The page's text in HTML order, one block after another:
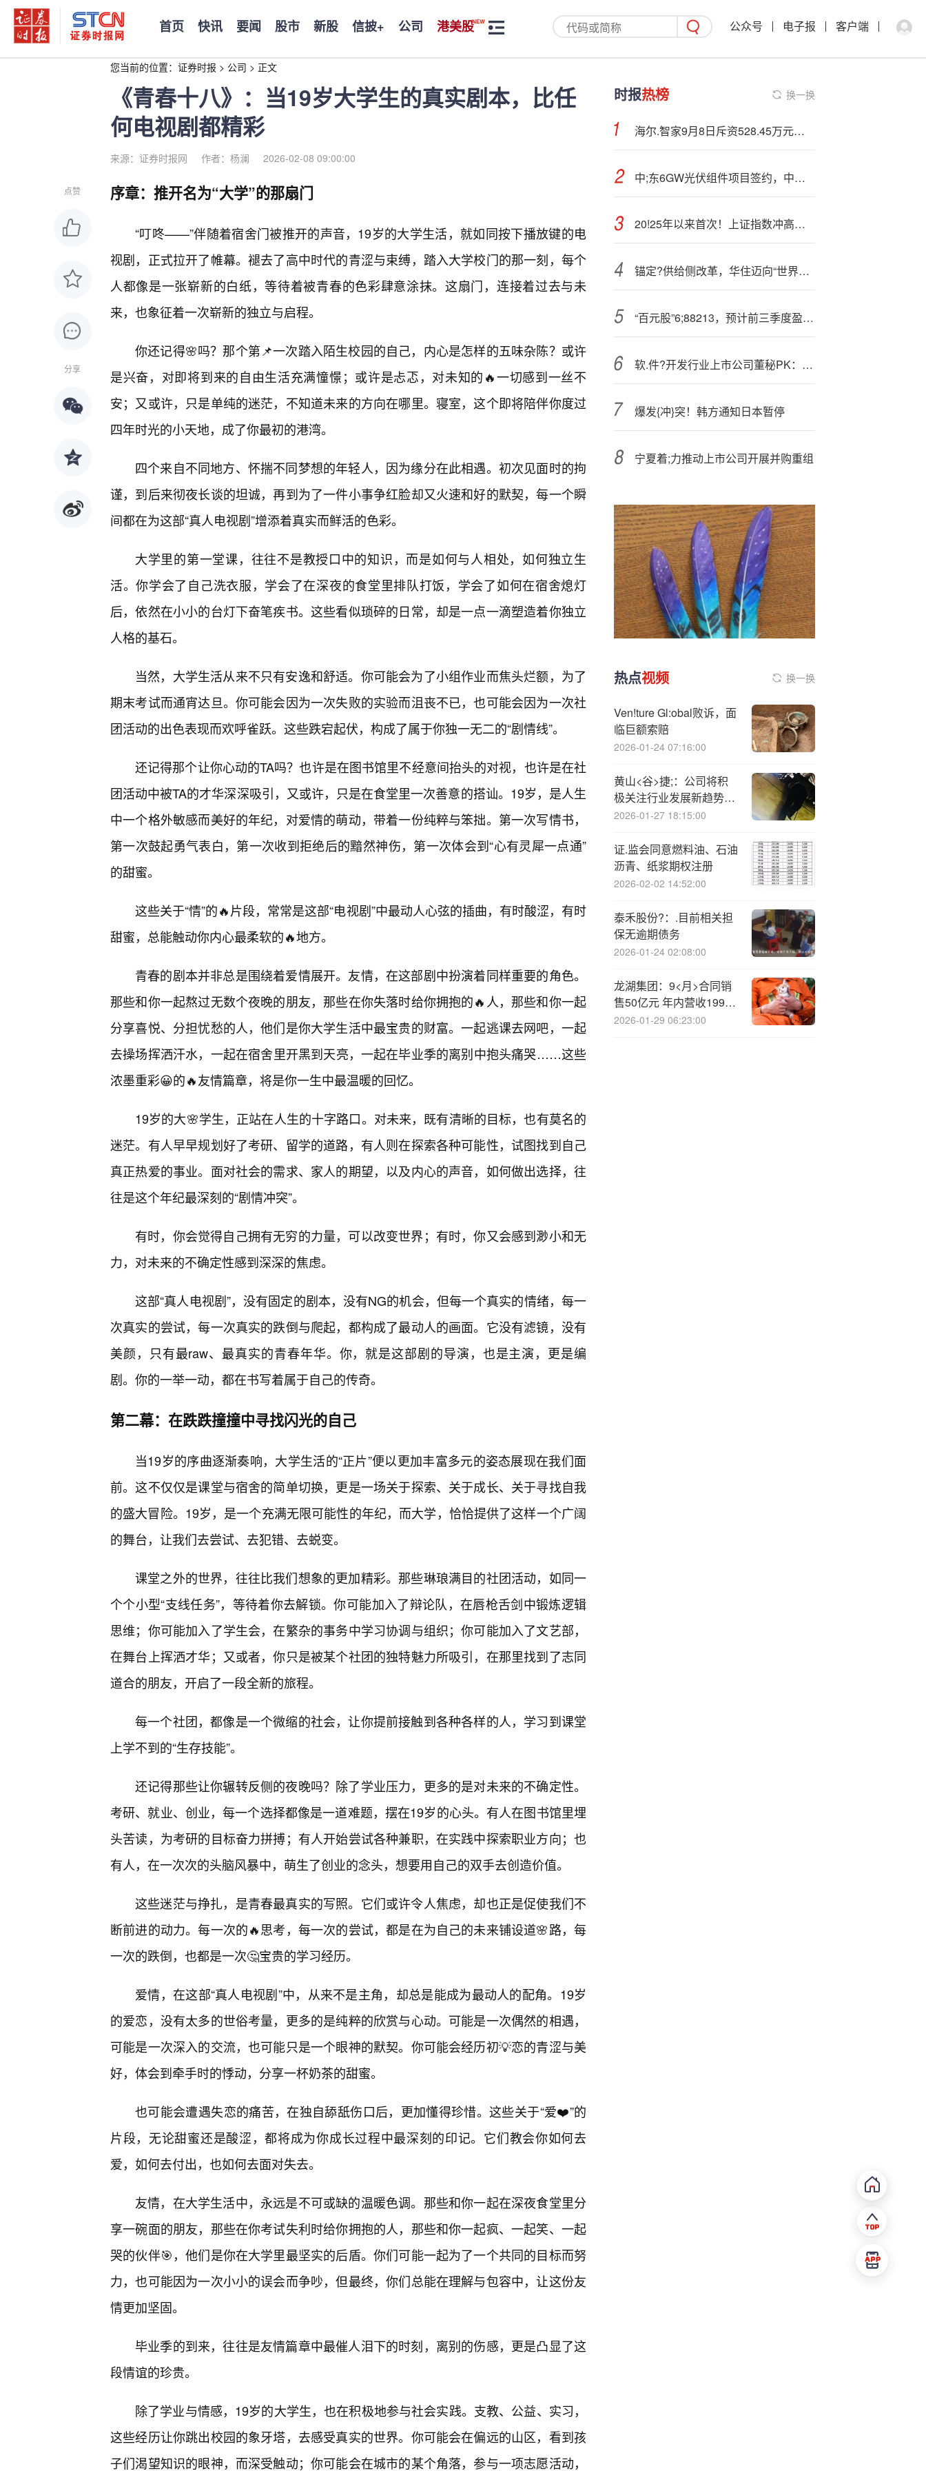
首页 快讯 要闻 股市 新股 信披+ 公司 港美股 公众号 电子报 客户端
您当前的位置： 证券时报 > 公司 > 正文
《青春十八》：当19岁大学生的真实剧本，比任
何电视剧都精彩
来源：证券时报网 作者：杨澜 2026-02-08 09:00:00
点赞
分享
序章：推开名为“大学”的那扇门
“叮咚——”伴随着宿舍门被推开的声音，19岁的大学生活，就如同按下播放键的电
视剧，正式拉开了帷幕。褪去了高中时代的青涩与束缚，踏入大学校门的那一刻，每个
人都像是一张崭新的白纸，等待着被青春的色彩肆意涂抹。这扇门，连接着过去与未
来，也象征着一次崭新的独立与启程。
你还记得🌸吗？那个第📌一次踏入陌生校园的自己，内心是怎样的五味杂陈？或许
是兴奋，对即将到来的自由生活充满憧憬；或许是忐忑，对未知的🔥一切感到一丝不
安；又或许，只是单纯的迷茫，不知道未来的方向在哪里。寝室，这个即将陪伴你度过
四年时光的小天地，成了你最初的港湾。
四个来自不同地方、怀揣不同梦想的年轻人，因为缘分在此相遇。初次见面时的拘
谨，到后来彻夜长谈的坦诚，再到为了一件小事争红脸却又火速和好的默契，每一个瞬
间都在为这部“真人电视剧”增添着真实而鲜活的色彩。
大学里的第一堂课，往往不是教授口中的知识，而是如何与人相处，如何独立生
活。你学会了自己洗衣服，学会了在深夜的食堂里排队打饭，学会了如何在宿舍熄灯
后，依然在小小的台灯下奋笔疾书。这些看似琐碎的日常，却是一点一滴塑造着你独立
人格的基石。
当然，大学生活从来不只有安逸和舒适。你可能会为了小组作业而焦头烂额，为了
期末考试而通宵达旦。你可能会因为一次失败的实验而沮丧不已，也可能会因为一次社
团活动的出色表现而欢呼雀跃。这些跌宕起伏，构成了属于你独一无二的“剧情线”。
还记得那个让你心动的TA吗？也许是在图书馆里不经意间抬头的对视，也许是在社
团活动中被TA的才华深深吸引，又或许，只是在食堂里一次善意的搭讪。19岁，是人生
中一个格外敏感而美好的年纪，对爱情的萌动，带着一份纯粹与笨拙。第一次写情书，
第一次鼓起勇气表白，第一次收到拒绝后的黯然神伤，第一次体会到“心有灵犀一点通”
的甜蜜。
这些关于“情”的🔥片段，常常是这部“电视剧”中最动人心弦的插曲，有时酸涩，有时
甜蜜，总能触动你内心最柔软的🔥地方。
青春的剧本并非总是围绕着爱情展开。友情，在这部剧中扮演着同样重要的角色。
那些和你一起熬过无数个夜晚的朋友，那些在你失落时给你拥抱的🔥人，那些和你一起
分享喜悦、分担忧愁的人，他们是你大学生活中最宝贵的财富。一起逃课去网吧，一起
去操场挥洒汗水，一起在宿舍里开黑到天亮，一起在毕业季的离别中抱头痛哭……这些
浓墨重彩😀的🔥友情篇章，将是你一生中最温暖的回忆。
19岁的大🌸学生，正站在人生的十字路口。对未来，既有清晰的目标，也有莫名的
迷茫。有人早早规划好了考研、留学的道路，有人则在探索各种可能性，试图找到自己
真正热爱的事业。面对社会的需求、家人的期望，以及内心的声音，如何做出选择，往
往是这个年纪最深刻的“剧情冲突”。
有时，你会觉得自己拥有无穷的力量，可以改变世界；有时，你又会感到渺小和无
力，对未来的不确定性感到深深的焦虑。
这部“真人电视剧”，没有固定的剧本，没有NG的机会，但每一个真实的情绪，每一
次真实的尝试，每一次真实的跌倒与爬起，都构成了最动人的画面。它没有滤镜，没有
美颜，只有最raw、最真实的青春年华。你，就是这部剧的导演，也是主演，更是编
剧。你的一举一动，都在书写着属于自己的传奇。
第二幕：在跌跌撞撞中寻找闪光的自己
当19岁的序曲逐渐奏响，大学生活的“正片”便以更加丰富多元的姿态展现在我们面
前。这不仅仅是课堂与宿舍的简单切换，更是一场关于探索、关于成长、关于寻找自我
的盛大冒险。19岁，是一个充满无限可能性的年纪，而大学，恰恰提供了这样一个广阔
的舞台，让我们去尝试、去犯错、去蜕变。
课堂之外的世界，往往比我们想象的更加精彩。那些琳琅满目的社团活动，如同一
个个小型“支线任务”，等待着你去解锁。你可能加入了辩论队，在唇枪舌剑中锻炼逻辑
思维；你可能加入了学生会，在繁杂的事务中学习协调与组织；你可能加入了文艺部，
在舞台上挥洒才华；又或者，你只是被某个社团的独特魅力所吸引，在那里找到了志同
道合的朋友，开启了一段全新的旅程。
每一个社团，都像是一个微缩的社会，让你提前接触到各种各样的人，学习到课堂
上学不到的“生存技能”。
还记得那些让你辗转反侧的夜晚吗？除了学业压力，更多的是对未来的不确定性。
考研、就业、创业，每一个选择都像是一道难题，摆在19岁的心头。有人在图书馆里埋
头苦读，为考研的目标奋力拼搏；有人开始尝试各种兼职，在实践中探索职业方向；也
有人，在一次次的头脑风暴中，萌生了创业的念头，想要用自己的双手去创造价值。
这些迷茫与挣扎，是青春最真实的写照。它们或许令人焦虑，却也正是促使我们不
断前进的动力。每一次的🔥思考，每一次的尝试，都是在为自己的未来铺设道🌸路，每
一次的跌倒，也都是一次🤔宝贵的学习经历。
爱情，在这部“真人电视剧”中，从来不是主角，却总是能成为最动人的配角。19岁
的爱恋，没有太多的世俗考量，更多的是纯粹的欣赏与心动。可能是一次偶然的相遇，
可能是一次深入的交流，也可能只是一个眼神的默契。你可能会经历初💡恋的青涩与美
好，体会到牵手时的悸动，分享一杯奶茶的甜蜜。
也可能会遭遇失恋的痛苦，在独自舔舐伤口后，更加懂得珍惜。这些关于“爱❤️”的
片段，无论甜蜜还是酸涩，都将成为你成长过程中最深刻的印记。它们教会你如何去
爱，如何去付出，也如何去面对失去。
友情，在大学生活中，永远是不可或缺的温暖色调。那些和你一起在深夜食堂里分
享一碗面的朋友，那些在你考试失利时给你拥抱的人，那些和你一起疯、一起笑、一起
哭的伙伴🎯，他们是你在大学里最坚实的后盾。你们可能一起为了一个共同的目标而努
力，也可能因为一次小小的误会而争吵，但最终，你们总能在理解与包容中，让这份友
情更加坚固。
毕业季的到来，往往是友情篇章中最催人泪下的时刻，离别的伤感，更是凸显了这
段情谊的珍贵。
除了学业与情感，19岁的大学生，也在积极地参与社会实践。支教、公益、实习，
这些经历让你跳出校园的象牙塔，去感受真实的世界。你可能会在偏远的山区，看到孩
子们渴望知识的眼神，而深受触动；你可能会在城市的某个角落，参与一项志愿活动，
时报热榜 换一换
海尔.智家9月8日斥资528.45万元回购20万股A股
中;东6GW光伏组件项目签约，中沙新能源合作迈上新台阶
20!25年以来首次！上证指数冲高回落，盘中一度突破4000点 ｜华宝3A日报（2025.10.28）
锚定?供给侧改革，华住迈向“世界之巅”
“百元股”6;88213，预计前三季度盈利翻倍！
软.件?开发行业上市公司董秘PK：众诚科技苏春路年薪仅为20.10万元，为全行业最低
爆发{冲}突！韩方通知日本暂停
宁夏着;力推动上市公司开展并购重组
热点视频 换一换
Ven!ture Gl:obal败诉，面
临巨额索赔
2026-01-24 07:16:00
黄山<谷>捷;：公司将积
极关注行业发展新趋势、
新赛道、新需求
2026-01-27 18:15:00
证.监会同意燃料油、石油
沥青、纸浆期权注册
2026-02-02 14:52:00
泰禾股份?：.目前相关担
保无逾期债务
2026-01-24 02:08:00
龙湖集团：9<月>合同销
售50亿元 年内营收199亿
元
2026-01-29 06:23:00